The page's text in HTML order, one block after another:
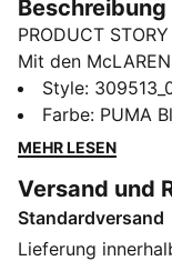
Beschreibung
PRODUCT STORY
Mit den
dich auf oder
konzentrieren. Mit
sicheren Halt und
Motorsportkultur.
DETAILS
Entworfen für:
Style:
Farbe: PUMA
MEHR LESEN
Versand und
Standardversand
Lieferung